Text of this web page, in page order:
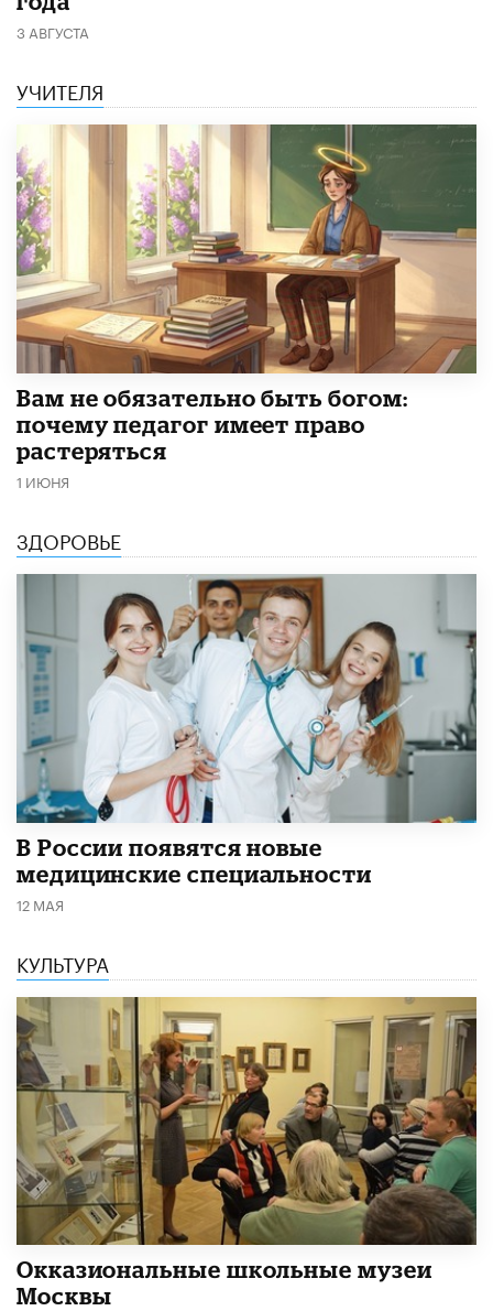
3 АВГУСТА
УЧИТЕЛЯ
​Вам не обязательно быть богом:
почему педагог имеет право
растеряться
1 ИЮНЯ
ЗДОРОВЬЕ
В России появятся новые
медицинские специальности
12 МАЯ
КУЛЬТУРА
​Окказиональные школьные музеи
Москвы